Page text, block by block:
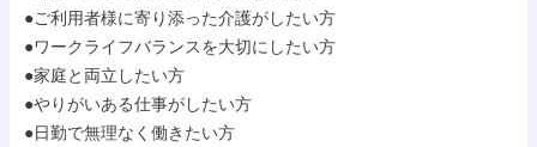
●ご利用者様に寄り添った介護がしたい方
●ワークライフバランスを大切にしたい方
●家庭と両立したい方
●やりがいある仕事がしたい方
●日勤で無理なく働きたい方